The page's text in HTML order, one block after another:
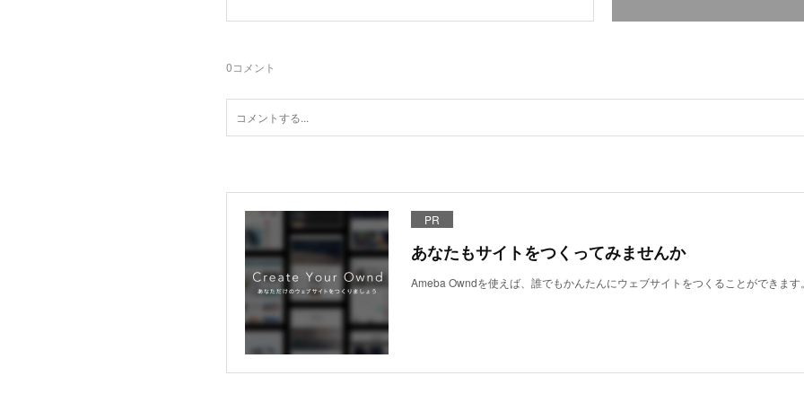
0コメント
PR
あなたもサイトをつくってみませんか
Ameba Owndを使えば、誰でもかんたんにウェブサイトをつくることができます